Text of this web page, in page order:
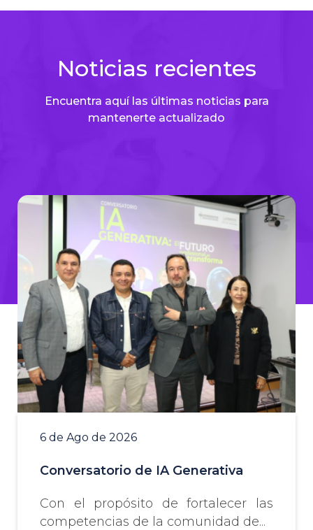
Noticias recientes
Encuentra aquí las últimas noticias para
mantenerte actualizado
6 de Ago de 2026
Conversatorio de IA Generativa
Con el propósito de fortalecer las
competencias de la comunidad de...